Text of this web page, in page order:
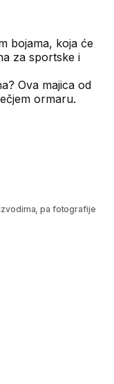
bojama, koja će
za sportske i
Ova majica od
ormaru.
pa fotografije